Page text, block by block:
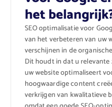
het
SEO optimalisatie voor
van het verbeteren van uw
verschijnen in de
Dit houdt in dat u
uw website optimaliseert
hoogwaardige content
verkrijgen van kwalitatieve